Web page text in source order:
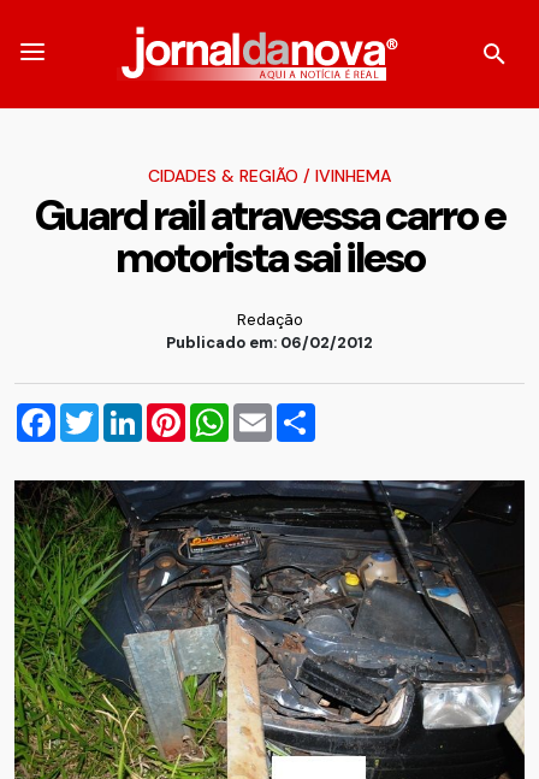
CIDADES & REGIÃO / IVINHEMA
Guard rail atravessa carro e
motorista sai ileso
Redação
Publicado em: 06/02/2012
Facebook
TwitterLinkedInPinterestWhatsApp
Email